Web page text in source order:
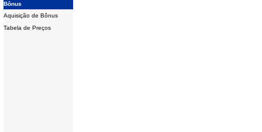
Bônus
Aquisição de Bônus
Tabela de Preços